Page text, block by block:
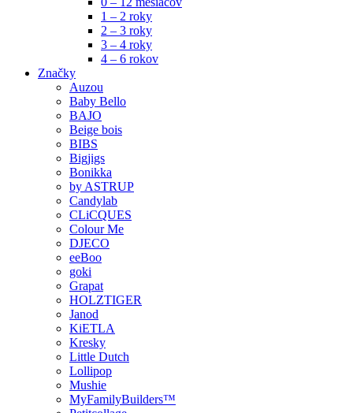
1 – 2 roky
2 – 3 roky
3 – 4 roky
4 – 6 rokov
Značky
Auzou
Baby Bello
BAJO
Beige bois
BIBS
Bigjigs
Bonikka
by ASTRUP
Candylab
CLiCQUES
Colour Me
DJECO
eeBoo
goki
Grapat
HOLZTIGER
Janod
KiETLA
Kresky
Little Dutch
Lollipop
Mushie
MyFamilyBuilders™